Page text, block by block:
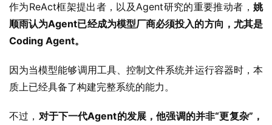
作为ReAct框架提出者，以及Agent研究的重要推动者， 姚
顺雨认为Agent已经成为模型厂商必须投入的方向，尤其是
Coding Agent。
因为当模型能够调用工具、控制文件系统并运行容器时，本
质上已经具备了构建完整系统的能力。
不过， 对于下一代Agent的发展，他强调的并非“更复杂”，